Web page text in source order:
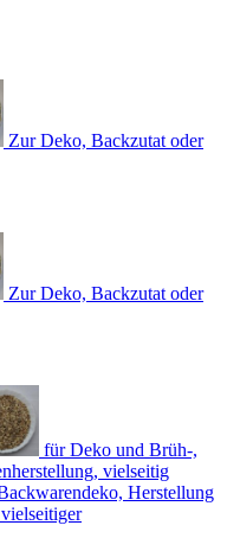
Zur Deko, Backzutat oder
Zur Deko, Backzutat oder
für Deko und Brüh-,
vielseitig
Herstellung